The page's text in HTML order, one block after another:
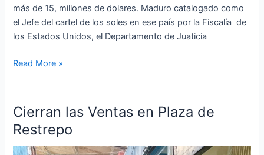
más de 15, millones de dolares. Maduro catalogado como
el Jefe del cartel de los soles en ese país por la Fiscalía de
los Estados Unidos, el Departamento de Juaticia
Read More »
Cierran las Ventas en Plaza de
Restrepo
Cierran
las
Ventas
en